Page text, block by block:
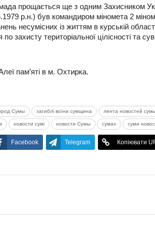
прощається ще з одним
був командиром міномета 2
несумісних із життям в курській
захисту територіальної цілісності та
пам’яті в м. Охтирка.
Сумы загиблі воїни сумщина лента новостей
новости сумі новости Сумы сумах суми
Facebook Telegram Копіювати